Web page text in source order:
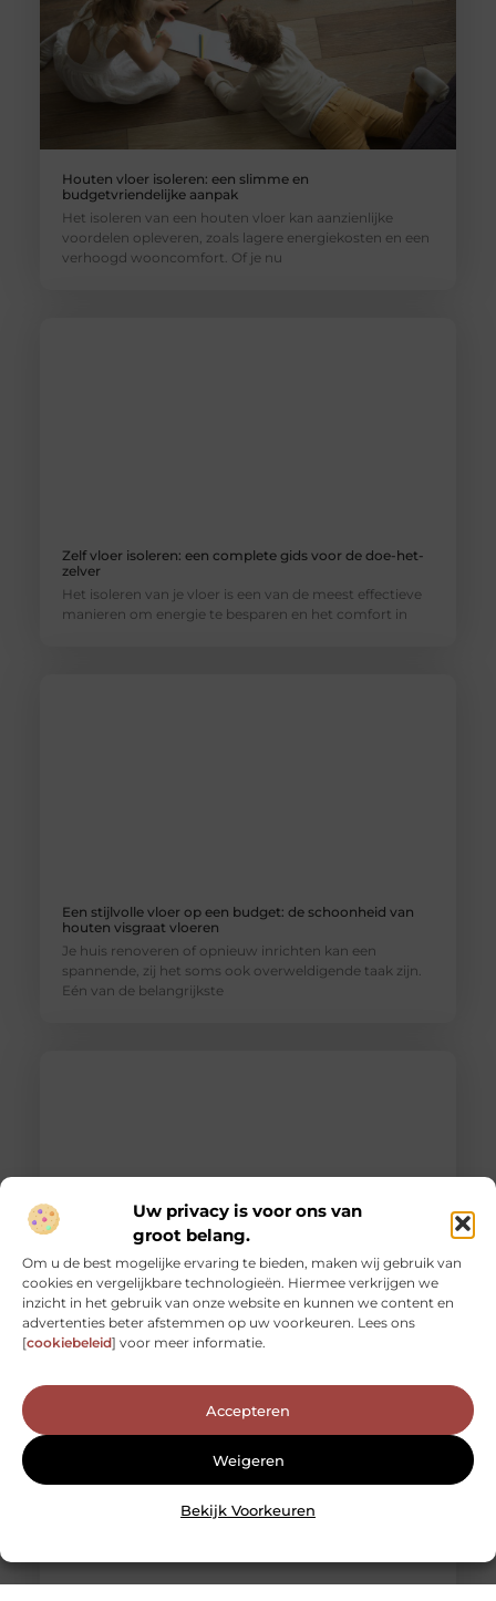
Uw privacy is voor ons van
groot belang.
Om u de best mogelijke ervaring te bieden, maken wij gebruik van
cookies en vergelijkbare technologieën. Hiermee verkrijgen we
inzicht in het gebruik van onze website en kunnen we content en
advertenties beter afstemmen op uw voorkeuren. Lees ons
[cookiebeleid] voor meer informatie.
Accepteren
Weigeren
Bekijk Voorkeuren
Houten vloer isoleren: een slimme en
budgetvriendelijke aanpak
Het isoleren van een houten vloer kan aanzienlijke
voordelen opleveren, zoals lagere energiekosten en een
verhoogd wooncomfort. Of je nu
Zelf vloer isoleren: een complete gids voor de doe-het-
zelver
Het isoleren van je vloer is een van de meest effectieve
manieren om energie te besparen en het comfort in
Een stijlvolle vloer op een budget: de schoonheid van
houten visgraat vloeren
Je huis renoveren of opnieuw inrichten kan een
spannende, zij het soms ook overweldigende taak zijn.
Eén van de belangrijkste
De tijdloze schoonheid van marmerlook tegels: een
blikvanger in elk interieur
Marmerlook tegels hebben de unieke kracht om elke
ruimte te transformeren tot een oase van luxe en